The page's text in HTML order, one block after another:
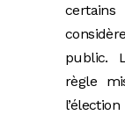
public.
règle